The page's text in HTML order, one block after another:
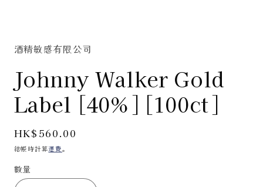
動
開
啟
多
體
檔
1
酒精敏感有限公司
Johnny Walker Gold
Label [40%] [100ct]
定
價
HK$560.00
結帳時計算運費。
數量